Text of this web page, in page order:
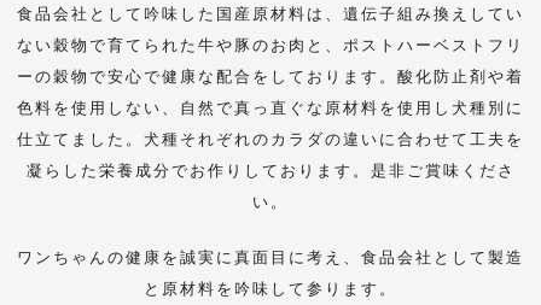
食品会社として吟味した国産原材料は、遺伝子組み換えしてい
ない穀物で育てられた牛や豚のお肉と、ポストハーベストフリ
ーの穀物で安心で健康な配合をしております。酸化防止剤や着
色料を使用しない、自然で真っ直ぐな原材料を使用し犬種別に
仕立てました。 犬種それぞれのカラダの違いに合わせて工夫を
凝らした栄養成分でお作りしております。是非ご賞味くださ
い。
ワンちゃんの健康を誠実に真面目に考え、食品会社として製造
と原材料を吟味して参ります。